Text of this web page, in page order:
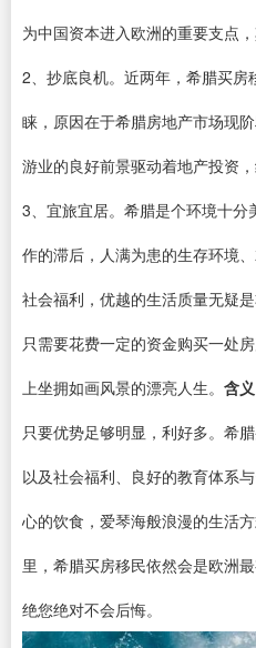
为中国资本进入欧洲的重要支点
2、抄底良机。近两年，希腊买
睐，原因在于希腊房地产市场现
游业的良好前景驱动着地产投资，
3、宜旅宜居。希腊是个环境十
作的滞后，人满为患的生存环境
社会福利，优越的生活质量无疑
只需要花费一定的资金购买一处
上坐拥如画风景的漂亮人生。 含义
只要优势足够明显，利好多。希
以及社会福利、良好的教育体系
心的饮食，爱琴海般浪漫的生活
里，希腊买房移民依然会是欧洲
绝您绝对不会后悔。